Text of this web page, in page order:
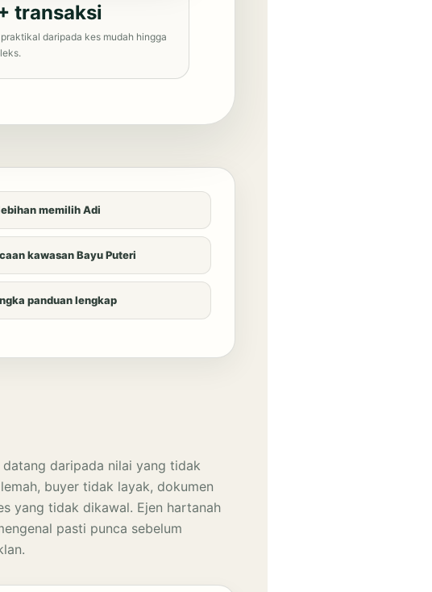
transaksi
daripada kes mudah hingga
memilih Adi
kawasan Bayu Puteri
panduan lengkap
daripada nilai yang tidak
buyer tidak layak, dokumen
yang tidak dikawal. Ejen hartanah
pasti punca sebelum